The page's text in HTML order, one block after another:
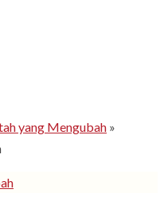
yang Mengubah »